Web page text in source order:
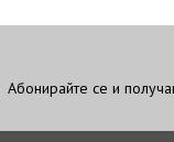
Абонирайте се и